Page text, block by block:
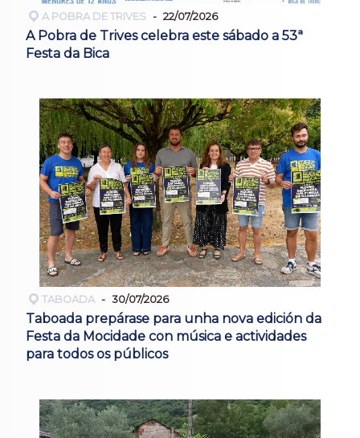
A POBRA DE TRIVES 22/07/2026
A Pobra de Trives celebra este sábado a 53ª
Festa da Bica
TABOADA 30/07/2026
Taboada prepárase para unha nova edición da
Festa da Mocidade con música e actividades
para todos os públicos